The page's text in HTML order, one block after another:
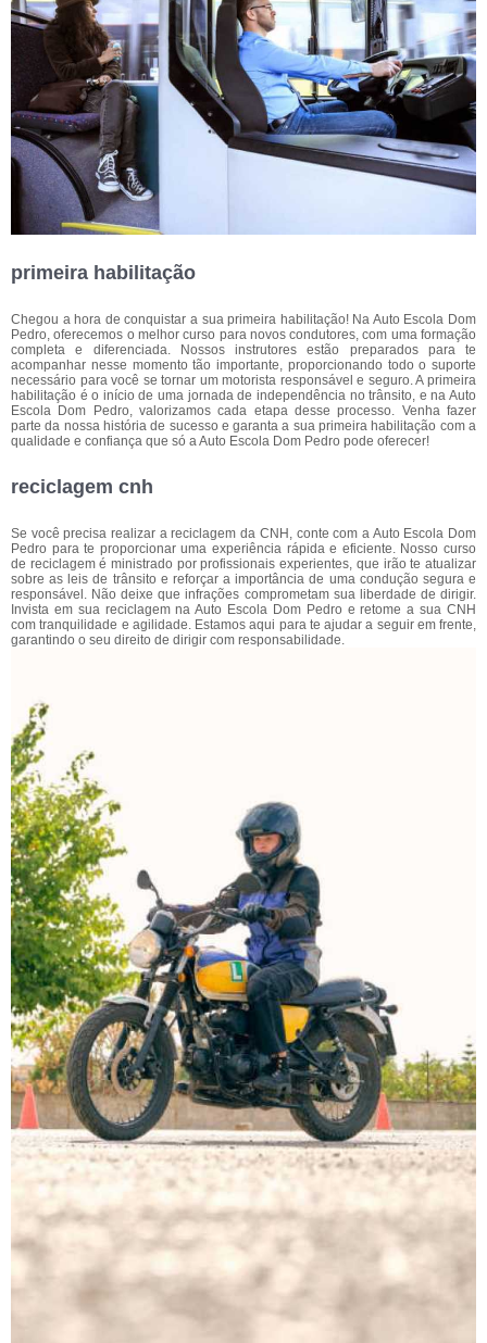
primeira habilitação
Chegou a hora de conquistar a sua primeira habilitação! Na Auto Escola Dom
Pedro, oferecemos o melhor curso para novos condutores, com uma formação
completa e diferenciada. Nossos instrutores estão preparados para te
acompanhar nesse momento tão importante, proporcionando todo o suporte
necessário para você se tornar um motorista responsável e seguro. A primeira
habilitação é o início de uma jornada de independência no trânsito, e na Auto
Escola Dom Pedro, valorizamos cada etapa desse processo. Venha fazer
parte da nossa história de sucesso e garanta a sua primeira habilitação com a
qualidade e confiança que só a Auto Escola Dom Pedro pode oferecer!
reciclagem cnh
Se você precisa realizar a reciclagem da CNH, conte com a Auto Escola Dom
Pedro para te proporcionar uma experiência rápida e eficiente. Nosso curso
de reciclagem é ministrado por profissionais experientes, que irão te atualizar
sobre as leis de trânsito e reforçar a importância de uma condução segura e
responsável. Não deixe que infrações comprometam sua liberdade de dirigir.
Invista em sua reciclagem na Auto Escola Dom Pedro e retome a sua CNH
com tranquilidade e agilidade. Estamos aqui para te ajudar a seguir em frente,
garantindo o seu direito de dirigir com responsabilidade.